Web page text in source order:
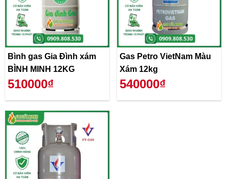
Bình gas Gia Đình xám
BÌNH MINH 12KG
510000₫
Gas Petro VietNam Màu
Xám 12kg
540000₫